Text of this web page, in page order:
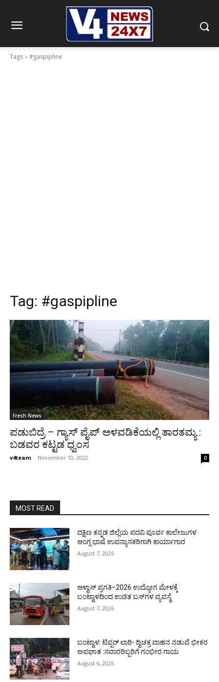
Tags #gaspipline
Tag: #gaspipline
Fresh News
ಪಡುಬಿದ್ರೆ – ಗ್ಯಾಸ್ ಪೈಪ್ ಅಳವಡಿಕೆಯಲ್ಲಿ ತಾರತಮ್ಯ :
ಬಡವರ ಕಟ್ಟಡ ಧ್ವಂಸ
v4team - November 10, 2022 0
MOST READ
ದಕ್ಷಿಣ ಕನ್ನಡ ಜಿಲ್ಲೆಯ ಪದವಿ ಪೂರ್ವ ಕಾಲೇಜುಗಳ
ಆಂಗ್ಲ ಭಾಷೆ ಉಪನ್ಯಾಸಕರಿಗಾಗಿ ಕಾರ್ಯಾಗಾರ
August 7, 2026
ಆಳ್ವಾಸ್ ಪ್ರಗತಿ–2026 ಉದ್ಯೋಗ ಮೇಳಕ್ಕೆ
ಬಂಟ್ವಾಳದಿಂದ ಉಚಿತ ಬಸ್‌ಗಳ ವ್ಯವಸ್ಥೆ
August 7, 2026
ಬಂಟ್ವಾಳ: ಟಿಪ್ಪರ್ ಲಾರಿ- ದ್ವಿಚಕ್ರ ವಾಹನ ನಡುವೆ ಭೀಕರ
ಅಪಘಾತ :ಸವಾರರಿಬ್ಬರಿಗೆ ಗಂಭೀರ ಗಾಯ
August 6, 2026